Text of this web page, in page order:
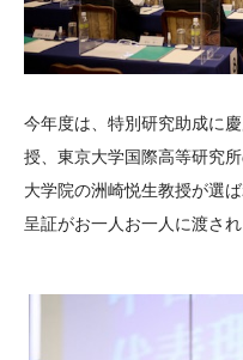
今年度は、特別研究助成に
授、東京大学国際高等研究
大学院の洲崎悦生教授が選
呈証がお一人お一人に渡され